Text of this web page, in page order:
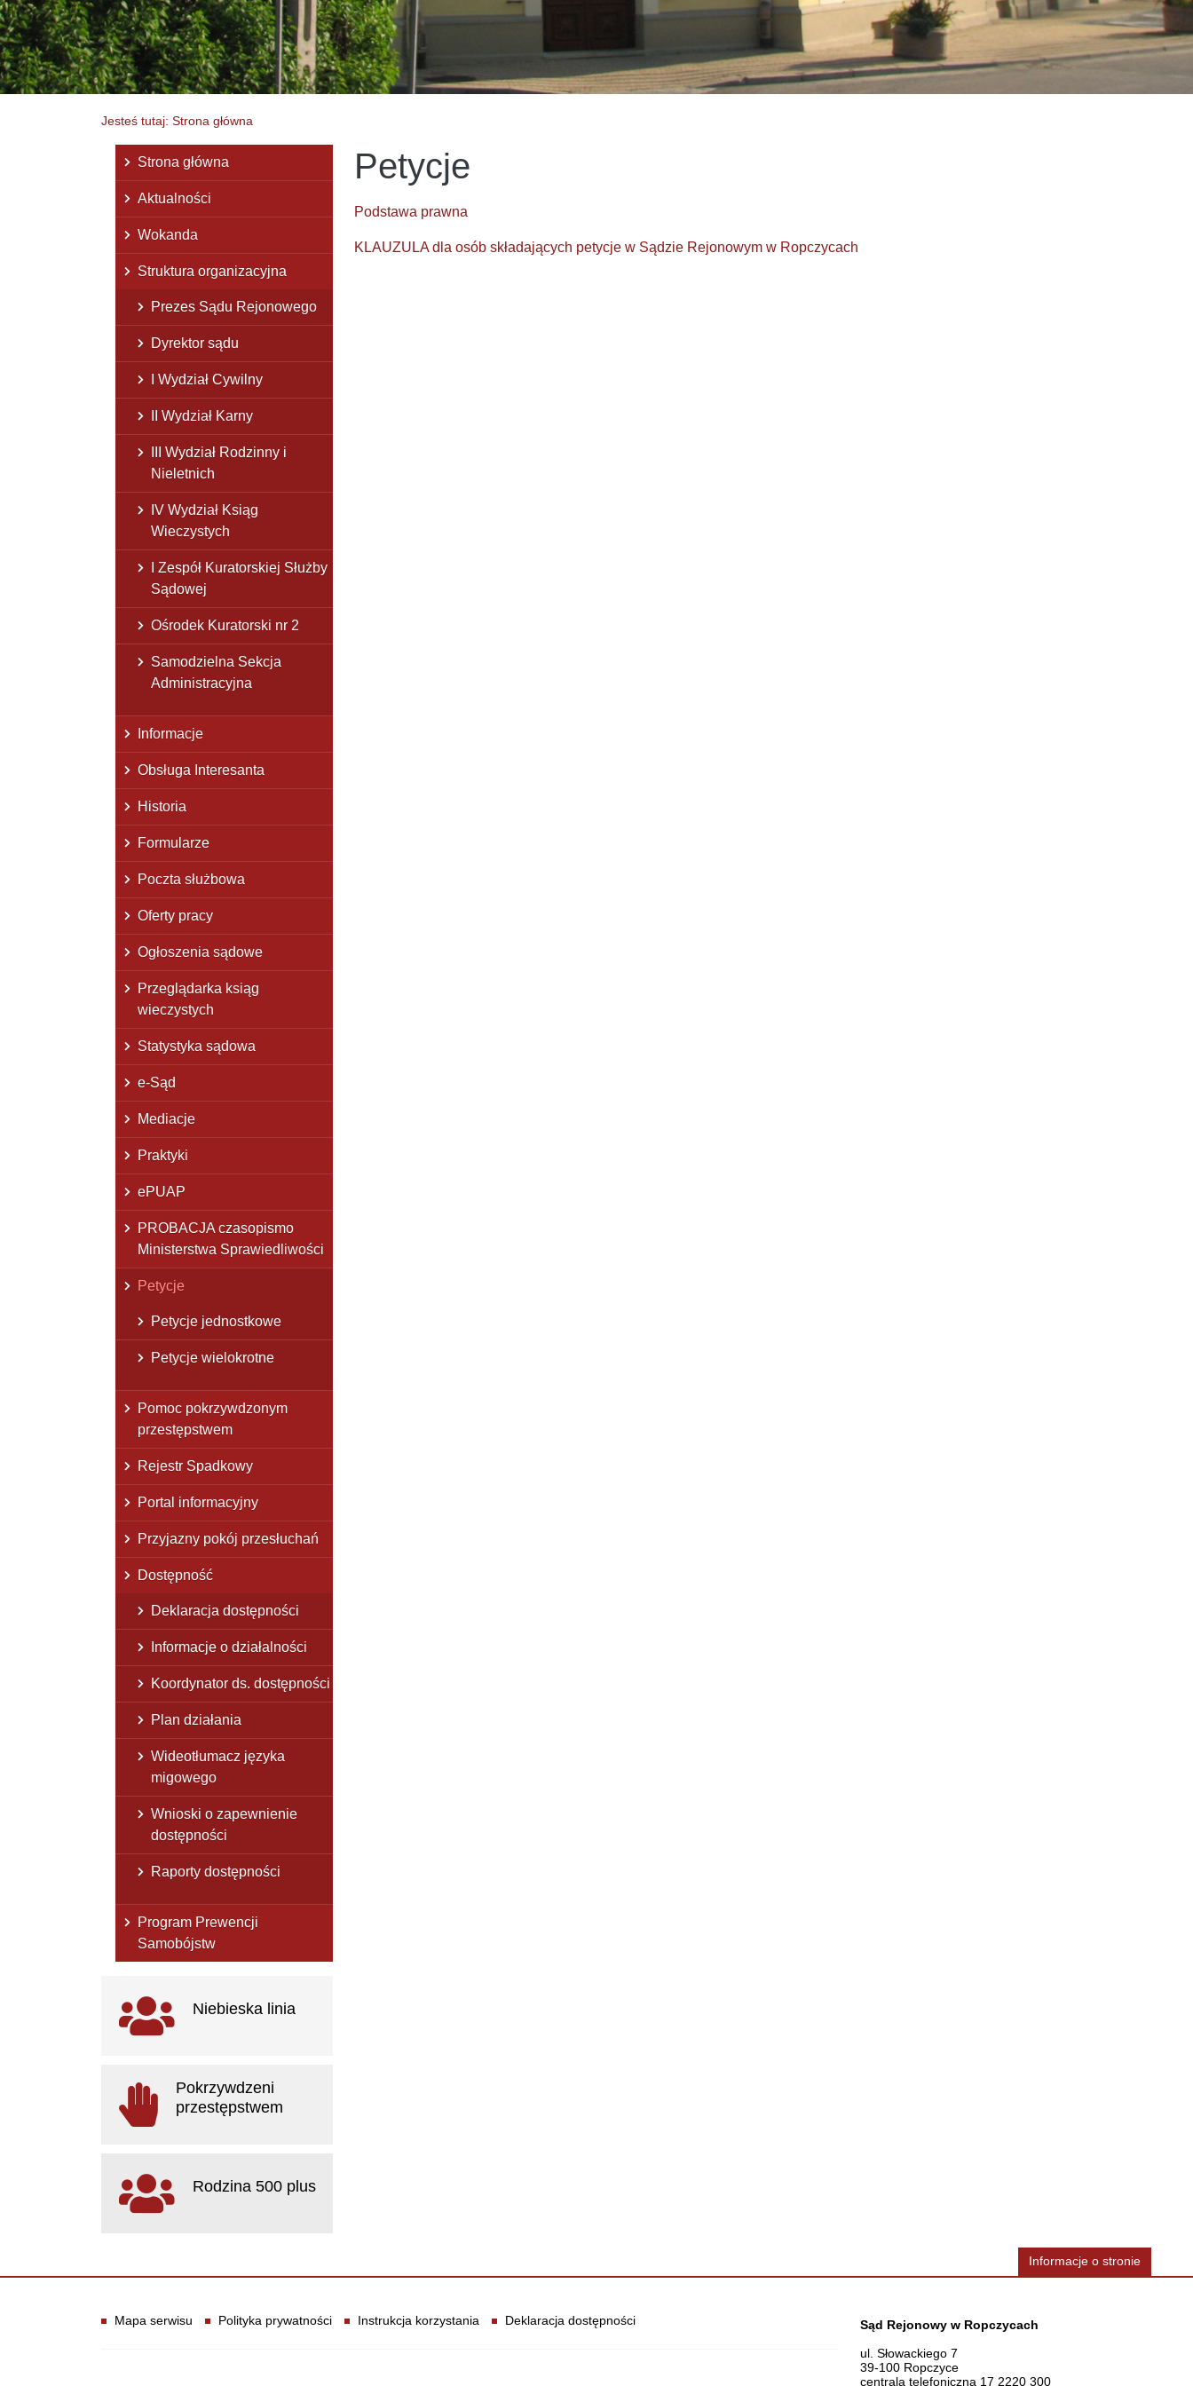
Jesteś tutaj: Strona główna
Petycje
Podstawa prawna
KLAUZULA dla osób składających petycje w Sądzie Rejonowym w Ropczycach
Menu główne
Strona główna
Aktualności
Wokanda
Struktura organizacyjna
Prezes Sądu Rejonowego
Dyrektor sądu
I Wydział Cywilny
II Wydział Karny
III Wydział Rodzinny i
Nieletnich
IV Wydział Ksiąg
Wieczystych
I Zespół Kuratorskiej Służby
Sądowej
Ośrodek Kuratorski nr 2
Samodzielna Sekcja
Administracyjna
Informacje
Obsługa Interesanta
Historia
Formularze
Poczta służbowa
Oferty pracy
Ogłoszenia sądowe
Przeglądarka ksiąg
wieczystych
Statystyka sądowa
e-Sąd
Mediacje
Praktyki
ePUAP
PROBACJA czasopismo
Ministerstwa Sprawiedliwości
Petycje
Petycje jednostkowe
Petycje wielokrotne
Pomoc pokrzywdzonym
przestępstwem
Rejestr Spadkowy
Portal informacyjny
Przyjazny pokój przesłuchań
Dostępność
Deklaracja dostępności
Informacje o działalności
Koordynator ds. dostępności
Plan działania
Wideotłumacz języka
migowego
Wnioski o zapewnienie
dostępności
Raporty dostępności
Program Prewencji
Samobójstw
Ważne linki
Niebieska linia
Pokrzywdzeni
przestępstwem
Rodzina 500 plus
Informacje o stronie
Informacje
Mapa serwisu Polityka prywatności Instrukcja korzystania Deklaracja dostępności Dane teleadresowe
Sąd Rejonowy w Ropczycach
ul. Słowackiego 7
39-100 Ropczyce
centrala telefoniczna 17 2220 300